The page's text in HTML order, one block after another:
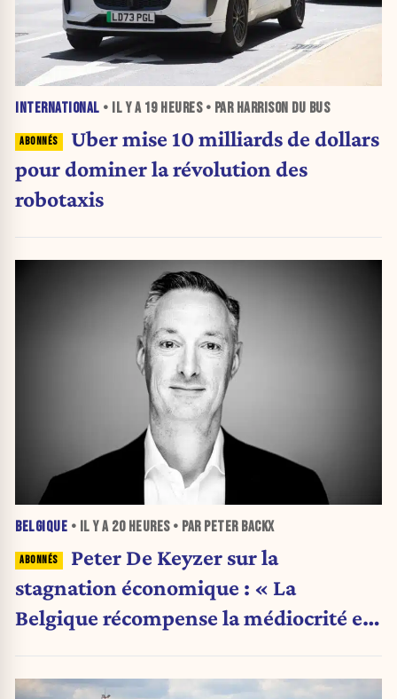
INTERNATIONAL • IL Y A 19 HEURES• PAR HARRISON DU BUS
Uber mise 10 milliards de dollars
pour dominer la révolution des
robotaxis
BELGIQUE • IL Y A 20 HEURES• PAR PETER BACKX
Peter De Keyzer sur la
stagnation économique : « La
Belgique récompense la médiocrité et